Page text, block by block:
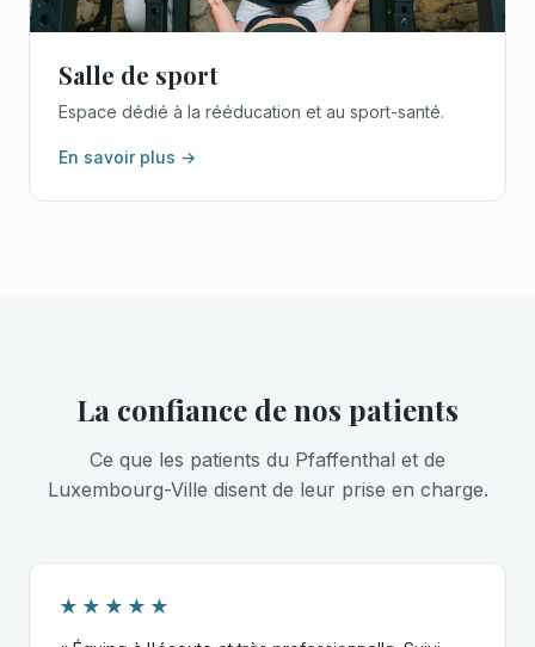
Salle de sport
Espace dédié à la rééducation et au sport-santé.
En savoir plus →
La confiance de nos patients
Ce que les patients du Pfaffenthal et de
Luxembourg-Ville disent de leur prise en charge.
★★★★★